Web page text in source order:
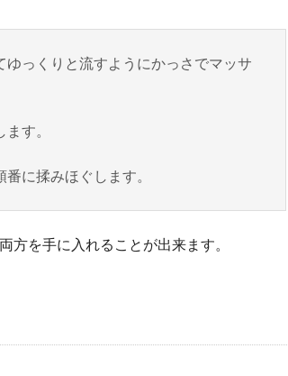
っくりと流すようにかっさでマッサ
す。
に揉みほぐします。
方を手に入れることが出来ます。